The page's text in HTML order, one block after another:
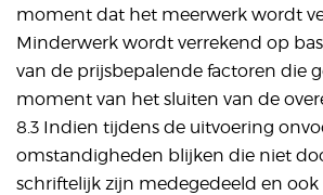
moment dat het meerwerk wordt
Minderwerk wordt verrekend op
van de prijsbepalende factoren die
moment van het sluiten van de
8.3 Indien tijdens de uitvoering
omstandigheden blijken die niet
schriftelijk zijn medegedeeld en